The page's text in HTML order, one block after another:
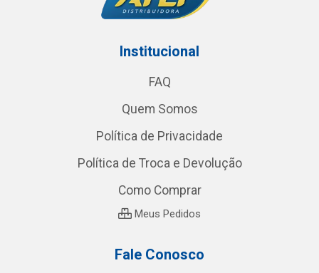
Institucional
FAQ
Quem Somos
Política de Privacidade
Política de Troca e Devolução
Como Comprar
Meus Pedidos
Fale Conosco